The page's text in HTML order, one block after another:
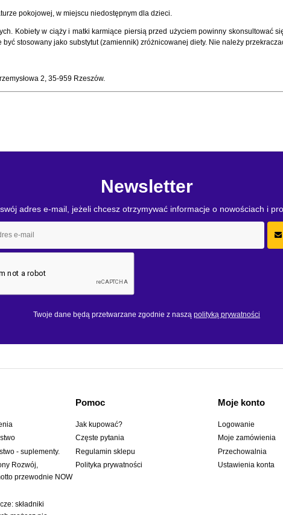
pokojowej, w miejscu niedostępnym dla dzieci.
Kobiety w ciąży i matki karmiące piersią przed użyciem powinny skonsultować
stosowany jako substytut (zamiennik) zróżnicowanej diety. Nie należy
2, 35-959 Rzeszów.
Newsletter
adres e-mail, jeżeli chcesz otrzymywać informacje o nowościach i
Twoje dane będą przetwarzane zgodnie z naszą polityką prywatności
- suplementy.
Rozwój,
przewodnie NOW
składniki
Pomoc
Jak kupować?
Częste pytania
Regulamin sklepu
Polityka prywatności
Moje konto
Logowanie
Moje zamówienia
Przechowalnia
Ustawienia konta